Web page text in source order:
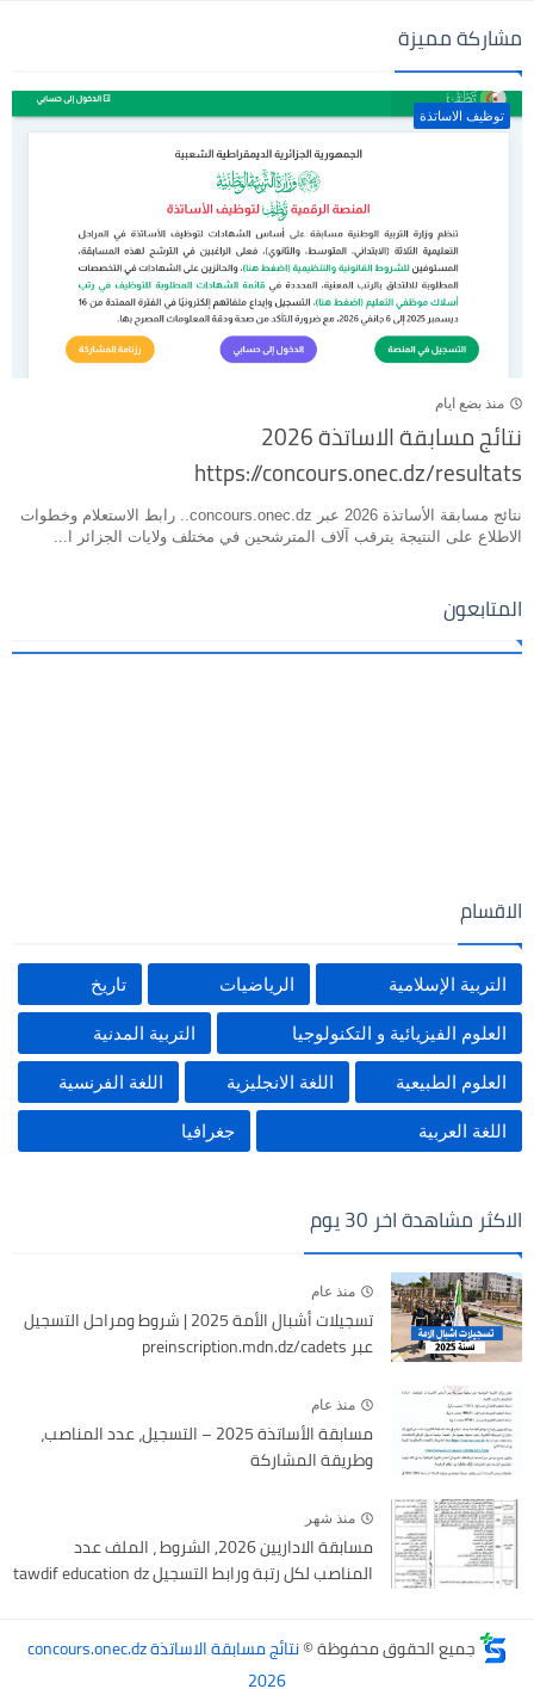
مشاركة مميزة
توظيف الاساتذة
منذ بضع ايام
نتائج مسابقة الاساتذة 2026
https://concours.onec.dz/resultats
نتائج مسابقة الأساتذة 2026 عبر concours.onec.dz.. رابط الاستعلام وخطوات
الاطلاع على النتيجة يترقب آلاف المترشحين في مختلف ولايات الجزائر ا...
المتابعون
الاقسام
التربية الإسلامية الرياضيات تاريخ
العلوم الفيزيائية و التكنولوجيا التربية المدنية
العلوم الطبيعية اللغة الانجليزية اللغة الفرنسية
اللغة العربية جغرافيا
الاكثر مشاهدة اخر 30 يوم
منذ عام
تسجيلات أشبال الأمة 2025 | شروط ومراحل التسجيل
عبر preinscription.mdn.dz/cadets
منذ عام
مسابقة الأساتذة 2025 – التسجيل، عدد المناصب،
وطريقة المشاركة
منذ شهر
مسابقة الاداريين 2026, الشروط ، الملف عدد
المناصب لكل رتبة ورابط التسجيل tawdif education dz
جميع الحقوق محفوظة ©
نتائج مسابقة الاساتذة concours.onec.dz
2026